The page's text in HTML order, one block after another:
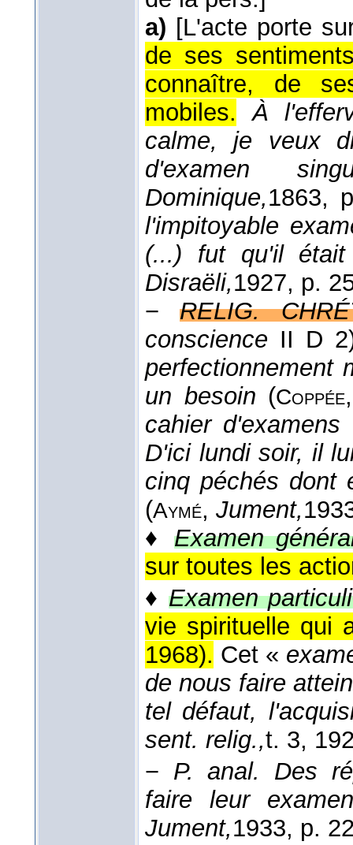
a) [L'acte porte
de ses
connaître, de
mobiles.
À
calme, je veux
d'examen
Dominique,1863,
l'impitoyable
(...) fut qu'il était
Disraëli,1927, p.
−RELIG.
conscience II D
perfectionnement
un besoin (Coppée
cahier
D'ici lundi soir, il
cinq péchés dont
(Aymé, Jument,
♦Examen
sur toutes les
♦Examen
vie spirituelle qui
1968). Cet «
de nous faire
tel défaut,
sent. relig.,t. 3,
− P. anal.
Des
faire leur
Jument,1933, p.